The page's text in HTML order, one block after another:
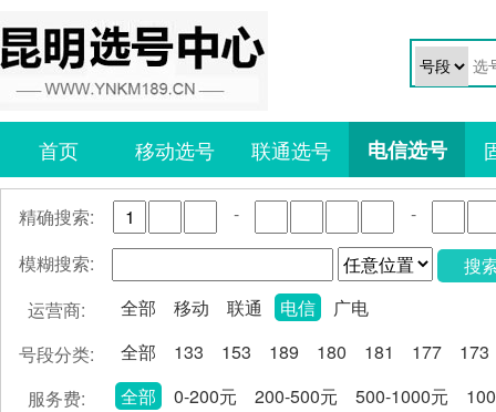
首页 移动选号 联通选号 电信选号
精确搜索: -
-
模糊搜索:
搜
运营商:
全部 移动 联通 电信
广电
号段分类:
全部 133 153 189 180 181 177
173
服务费:
全部 0-200元 200-500元 500-1000元